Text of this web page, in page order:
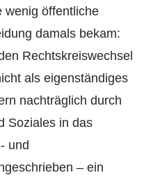
wenig öffentliche
damals bekam:
Rechtskreiswechsel
als eigenständiges
nachträglich durch
Soziales in das
und
– ein